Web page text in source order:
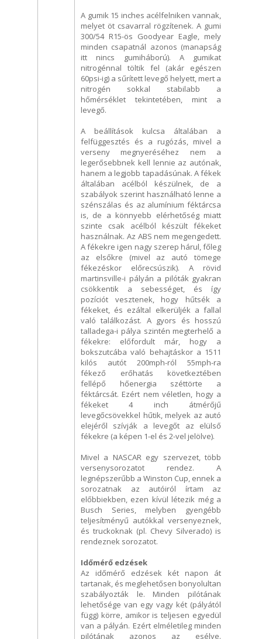
A gumik 15 inches acélfelniken vannak,
melyet öt csavarral rögzítenek. A gumi
300/54 R15-ös Goodyear Eagle, mely
minden csapatnál azonos (manapság
itt nincs gumiháború). A gumikat
nitrogénnal töltik fel (akár egészen
60psi-ig) a sűrített levegő helyett, mert a
nitrogén sokkal stabilabb a
hőmérséklet tekintetében, mint a
levegő.
A beállítások kulcsa általában a
felfüggesztés és a rugózás, mivel a
verseny megnyeréséhez nem a
legerősebbnek kell lennie az autónak,
hanem a legjobb tapadásúnak. A fékek
általában acélból készülnek, de a
szabályok szerint használható lenne a
szénszálas és az alumínium féktárcsa
is, de a könnyebb elérhetőség miatt
szinte csak acélból készült fékeket
használnak. Az ABS nem megengedett.
A fékekre igen nagy szerep hárul, főleg
az elsőkre (mivel az autó tömege
fékezéskor előrecsúszik). A rövid
martinsville-i pályán a pilóták gyakran
csökkentik a sebességet, és így
pozíciót vesztenek, hogy hűtsék a
fékeket, és ezáltal elkerüljék a fallal
való találkozást. A gyors és hosszú
talladega-i pálya szintén megterhelő a
fékekre: előfordult már, hogy a
bokszutcába való behajtáskor a 1511
kilós autót 200mph-ról 55mph-ra
fékező erőhatás következtében
fellépő hőenergia széttörte a
féktárcsát. Ezért nem véletlen, hogy a
fékeket 4 inch átmérőjű
levegőcsövekkel hűtik, melyek az autó
elejéről szívják a levegőt az elülső
fékekre (a képen 1-el és 2-vel jelölve).
Mivel a NASCAR egy szervezet, több
versenysorozatot rendez. A
legnépszerűbb a Winston Cup, ennek a
sorozatnak az autóiról írtam az
előbbiekben, ezen kívül létezik még a
Busch Series, melyben gyengébb
teljesítményű autókkal versenyeznek,
és truckoknak (pl. Chevy Silverado) is
rendeznek sorozatot.
Időmérő edzések
Az időmérő edzések két napon át
tartanak, és meglehetősen bonyolultan
szabályozták le. Minden pilótának
lehetősége van egy vagy két (pályától
függ) körre, amikor is teljesen egyedül
van a pályán. Ezért elméletileg minden
pilótának azonos az esélye.